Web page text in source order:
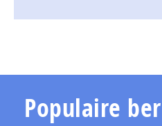
Populaire